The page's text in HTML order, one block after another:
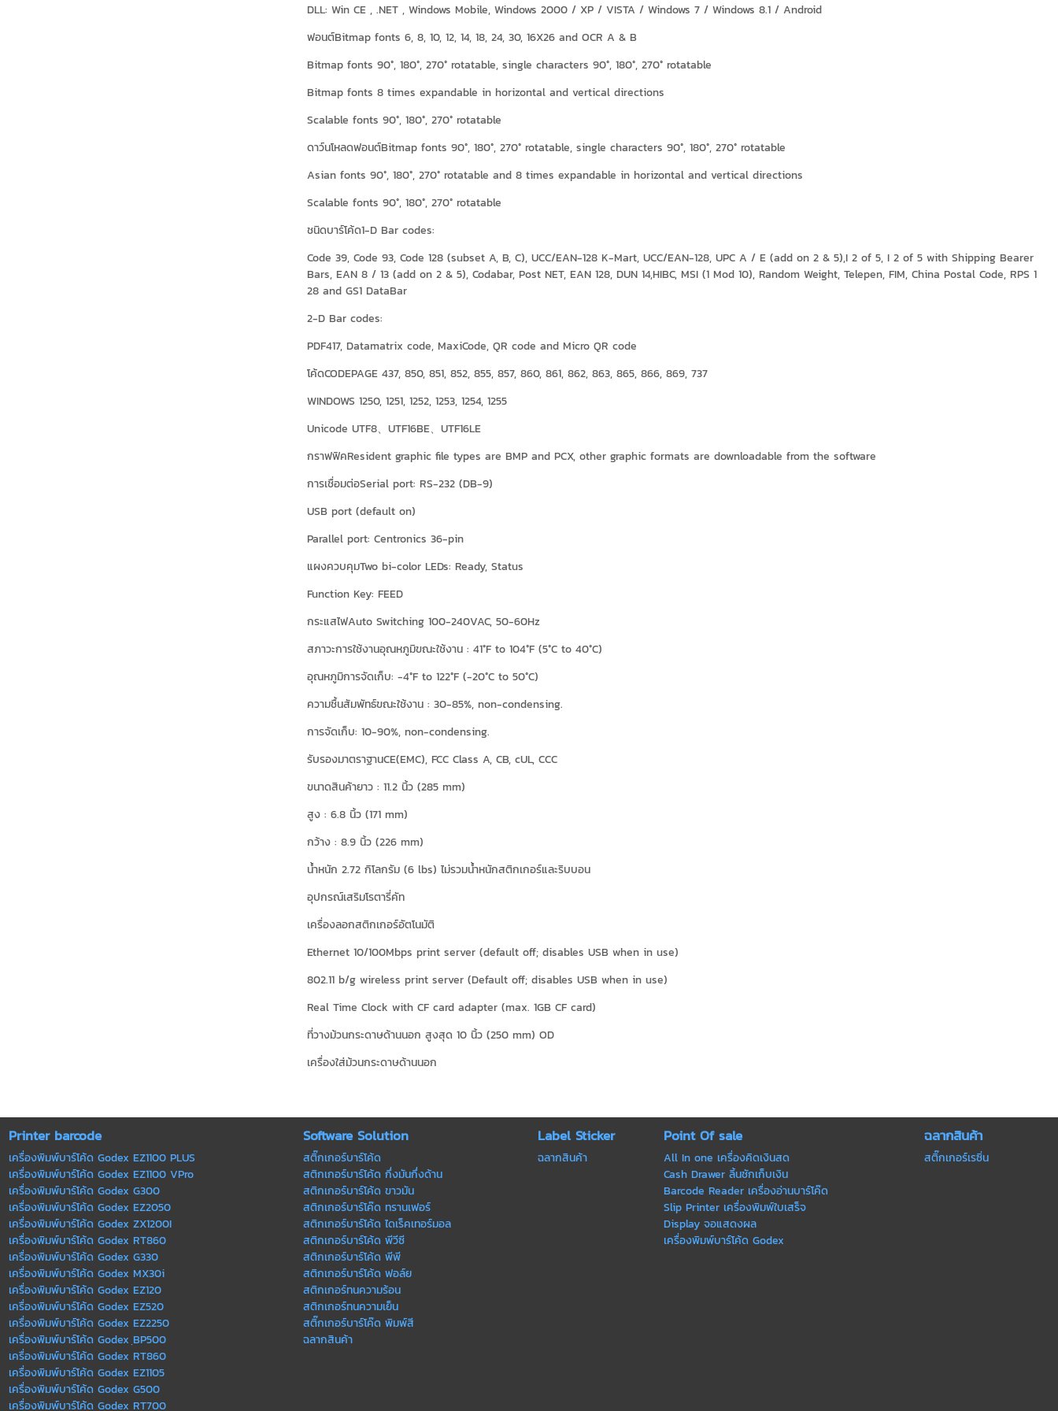
DLL: Win CE , .NET , Windows Mobile, Windows 2000 / XP / VISTA / Windows 7 / Windows 8.1 / Android
ฟอนต์Bitmap fonts 6, 8, 10, 12, 14, 18, 24, 30, 16X26 and OCR A & B
Bitmap fonts 90°, 180°, 270° rotatable, single characters 90°, 180°, 270° rotatable
Bitmap fonts 8 times expandable in horizontal and vertical directions
Scalable fonts 90°, 180°, 270° rotatable
ดาว์นโหลดฟอนต์Bitmap fonts 90°, 180°, 270° rotatable, single characters 90°, 180°, 270° rotatable
Asian fonts 90°, 180°, 270° rotatable and 8 times expandable in horizontal and vertical directions
Scalable fonts 90°, 180°, 270° rotatable
ชนิดบาร์โค้ด1-D Bar codes:
Code 39, Code 93, Code 128 (subset A, B, C), UCC/EAN-128 K-Mart, UCC/EAN-128, UPC A / E (add on 2 & 5),I 2 of 5, I 2 of 5 with Shipping Bearer
Bars, EAN 8 / 13 (add on 2 & 5), Codabar, Post NET, EAN 128, DUN 14,HIBC, MSI (1 Mod 10), Random Weight, Telepen, FIM, China Postal Code, RPS 1
28 and GS1 DataBar
2-D Bar codes:
PDF417, Datamatrix code, MaxiCode, QR code and Micro QR code
โค้ดCODEPAGE 437, 850, 851, 852, 855, 857, 860, 861, 862, 863, 865, 866, 869, 737
WINDOWS 1250, 1251, 1252, 1253, 1254, 1255
Unicode UTF8、UTF16BE、UTF16LE
กราฟฟิคResident graphic file types are BMP and PCX, other graphic formats are downloadable from the software
การเชื่อมต่อSerial port: RS-232 (DB-9)
USB port (default on)
Parallel port: Centronics 36-pin
แผงควบคุมTwo bi-color LEDs: Ready, Status
Function Key: FEED
กระแสไฟAuto Switching 100-240VAC, 50-60Hz
สภาวะการใช้งานอุณหภูมิขณะใช้งาน : 41°F to 104°F (5°C to 40°C)
อุณหภูมิการจัดเก็บ: -4°F to 122°F (-20°C to 50°C)
ความชื้นสัมพัทธ์ขณะใช้งาน : 30-85%, non-condensing.
การจัดเก็บ: 10-90%, non-condensing.
รับรองมาตราฐานCE(EMC), FCC Class A, CB, cUL, CCC
ขนาดสินค้ายาว : 11.2 นิ้ว (285 mm)
สูง : 6.8 นิ้ว (171 mm)
กว้าง : 8.9 นิ้ว (226 mm)
น้ำหนัก 2.72 กิโลกรัม (6 lbs) ไม่รวมน้ำหนักสติกเกอร์และริบบอน
อุปกรณ์เสริมโรตารี่คัท
เครื่องลอกสติกเกอร์อัตโนมัติ
Ethernet 10/100Mbps print server (default off; disables USB when in use)
802.11 b/g wireless print server (Default off; disables USB when in use)
Real Time Clock with CF card adapter (max. 1GB CF card)
ที่วางม้วนกระดาษด้านนอก สูงสุด 10 นิ้ว (250 mm) OD
เครื่องใส่ม้วนกระดาษด้านนอก
Printer barcode
เครื่องพิมพ์บาร์โค้ด Godex EZ1100 PLUS
เครื่องพิมพ์บาร์โค้ด Godex EZ1100 VPro
เครื่องพิมพ์บาร์โค้ด Godex G300
เครื่องพิมพ์บาร์โค้ด Godex EZ2050
เครื่องพิมพ์บาร์โค้ด Godex ZX1200I
เครื่องพิมพ์บาร์โค้ด Godex RT860
เครื่องพิมพ์บาร์โค้ด Godex G330
เครื่องพิมพ์บาร์โค้ด Godex MX30i
เครื่องพิมพ์บาร์โค้ด Godex EZ120
เครื่องพิมพ์บาร์โค้ด Godex EZ520
เครื่องพิมพ์บาร์โค้ด Godex EZ2250
เครื่องพิมพ์บาร์โค้ด Godex ฺBP500
เครื่องพิมพ์บาร์โค้ด Godex RT860
เครื่องพิมพ์บาร์โค้ด Godex EZ1105
เครื่องพิมพ์บาร์โค้ด Godex G500
เครื่องพิมพ์บาร์โค้ด Godex RT700
Software Solution
สติ๊กเกอร์บาร์โค้ด
สติกเกอร์บาร์โค้ด กึ่งมันกึ่งด้าน
สติกเกอร์บาร์โค้ด ขาวมัน
สติกเกอร์บาร์โค๊ด ทรานเฟอร์
สติกเกอร์บาร์โค้ด ไดเร็คเทอร์มอล
สติกเกอร์บาร์โค้ด พีวีซี
สติกเกอร์บาร์โค้ด พีพี
สติกเกอร์บาร์โค้ด ฟอล์ย
สติกเกอร์ทนความร้อน
สติกเกอร์ทนความเย็น
สติ๊กเกอร์บาร์โค๊ด พิมพ์สี
ฉลากสินค้า
Label Sticker
ฉลากสินค้า
Point Of sale
All In one เครื่องคิดเงินสด
Cash Drawer ลิ้นชักเก็บเงิน
Barcode Reader เครื่องอ่านบาร์โค๊ด
Slip Printer เครื่องพิมพ์ใบเสร็จ
Display จอแสดงผล
เครื่องพิมพ์บาร์โค้ด Godex
ฉลากสินค้า
สติ๊กเกอร์เรซิ่น